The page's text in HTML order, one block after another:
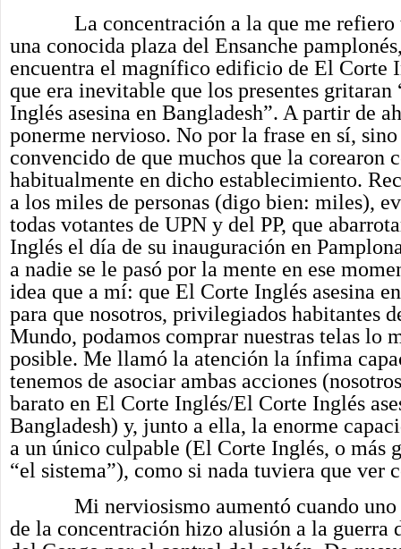
La concentración a la que me refiero
una conocida plaza del Ensanche
encuentra el magnífico edificio de El Corte
que era inevitable que los presentes gritaran
Inglés asesina en Bangladesh”. A partir de
ponerme nervioso. No por la frase en sí,
convencido de que muchos que la corearon
habitualmente en dicho establecimiento.
a los miles de personas (digo bien: miles),
todas votantes de UPN y del PP, que
Inglés el día de su inauguración en
a nadie se le pasó por la mente en ese
idea que a mí: que El Corte Inglés asesina
para que nosotros, privilegiados habitantes
Mundo, podamos comprar nuestras telas lo
posible. Me llamó la atención la ínfima
tenemos de asociar ambas acciones
barato en El Corte Inglés/El Corte Inglés
Bangladesh) y, junto a ella, la enorme
a un único culpable (El Corte Inglés, o más
“el sistema”), como si nada tuviera que ver
Mi nerviosismo aumentó cuando uno
de la concentración hizo alusión a la guerra